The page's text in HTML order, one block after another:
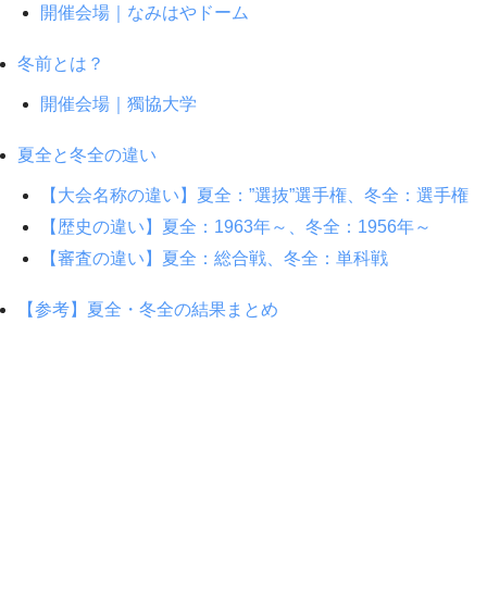
開催会場｜なみはやドーム
冬前とは？
開催会場｜獨協大学
夏全と冬全の違い
【大会名称の違い】夏全：”選抜”選手権、冬全：選手権
【歴史の違い】夏全：1963年～、冬全：1956年～
【審査の違い】夏全：総合戦、冬全：単科戦
【参考】夏全・冬全の結果まとめ